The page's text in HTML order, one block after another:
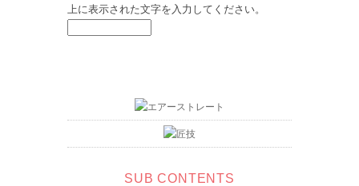
上に表示された文字を入力してください。
SUB CONTENTS